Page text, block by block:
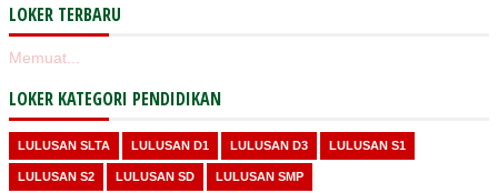
LOKER TERBARU
Memuat...
LOKER KATEGORI PENDIDIKAN
LULUSAN SLTA LULUSAN D1 LULUSAN D3 LULUSAN S1
LULUSAN S2 LULUSAN SD LULUSAN SMP